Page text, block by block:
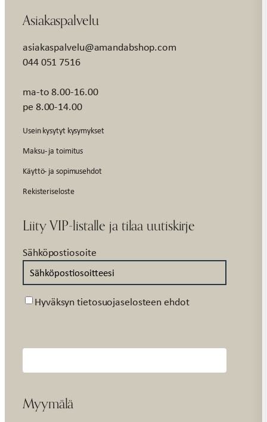
Asiakaspalvelu
asiakaspalvelu@amandabshop.com
044 051 7516
ma-to 8.00-16.00
pe 8.00-14.00
Usein kysytyt kysymykset
Maksu- ja toimitus
Käyttö- ja sopimusehdot
Rekisteriseloste
Liity VIP-listalle ja tilaa uutiskirje
Sähköpostiosoite
Suostumus
Hyväksyn tietosuojaselosteen ehdot
Myymälä